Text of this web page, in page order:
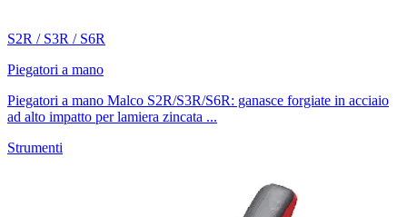
S2R / S3R / S6R
Piegatori a mano
Piegatori a mano Malco S2R/S3R/S6R: ganasce forgiate in acciaio
ad alto impatto per lamiera zincata ...
Strumenti